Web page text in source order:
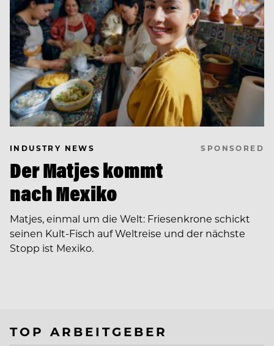
INDUSTRY NEWS SPONSORED
Der Matjes kommt
nach Mexiko
Matjes, einmal um die Welt: Friesenkrone schickt
seinen Kult-Fisch auf Weltreise und der nächste
Stopp ist Mexiko.
TOP ARBEITGEBER